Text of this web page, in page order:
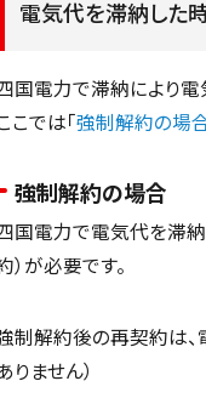
電気代を滞納した
国電力で滞納により電
こでは「強制解約の場
強制解約の場合
国電力で電気代を滞
）が必要です。
制解約後の再契約は、
りません）